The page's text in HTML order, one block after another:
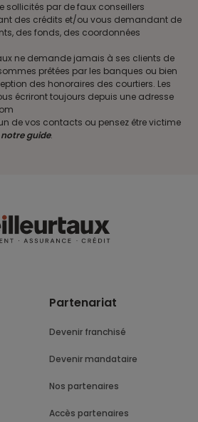
sollicités par de faux conseillers
des crédits et/ou vous demandant de
des fonds, des coordonnées
ne demande jamais à ses clients de
prêtées par les banques ou bien
des honoraires des courtiers. Les
écriront toujours depuis une adresse
de vos contacts ou pensez être victime
guide.
Partenariat
Devenir franchisé
Devenir mandataire
Nos partenaires
Accès partenaires